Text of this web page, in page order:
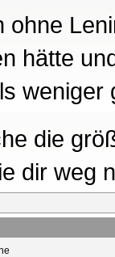
ohne
hätte
weniger
die
dir weg